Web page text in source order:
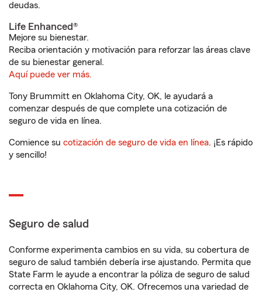
deudas.
Life Enhanced®
Mejore su bienestar.
Reciba orientación y motivación para reforzar las áreas clave
de su bienestar general.
Aquí puede ver más.
Tony Brummitt en Oklahoma City, OK, le ayudará a
comenzar después de que complete una cotización de
seguro de vida en línea.
Comience su cotización de seguro de vida en línea. ¡Es rápido
y sencillo!
Seguro de salud
Conforme experimenta cambios en su vida, su cobertura de
seguro de salud también debería irse ajustando. Permita que
State Farm le ayude a encontrar la póliza de seguro de salud
correcta en Oklahoma City, OK. Ofrecemos una variedad de